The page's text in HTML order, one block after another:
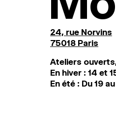
24, rue Norvins
75018 Paris
Ateliers
En hiver : 14 et
En été : Du 19